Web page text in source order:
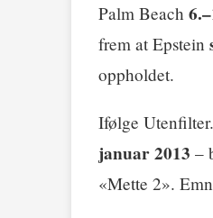
Palm Beach
frem at Epstein
oppholdet.
Ifølge
januar 2013 –
«Mette 2».